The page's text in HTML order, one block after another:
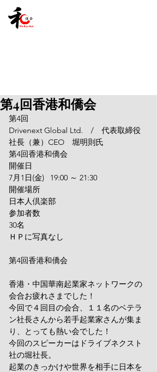
第4回香港和僑会
第4回
Drivenext Global Ltd.　/　代表取締役
社長（兼）CEO　堀明則氏
第4回香港和僑会
開催日
7月1日(金)   19:00 ～ 21:30
開催場所
日本人倶楽部
参加者数
30名
ＨＰに写真なし
第4回香港和僑会
香港・中国華南起業家ネットワークの
会合お疲れさまでした！
今回で４回目の会合、１１名のベテラ
ン社長さんから若手起業家さんが集ま
り、とっても熱い会でした！
今回のスピーカーはドライブネクスト
社の堀社長。
起業のきっかけや世界を相手に日本を